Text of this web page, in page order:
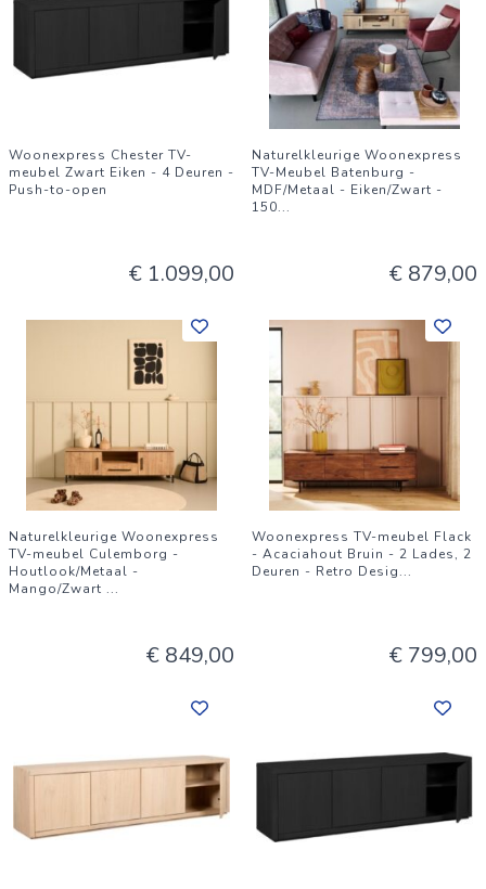
Woonexpress Chester TV-
meubel Zwart Eiken - 4 Deuren -
Push-to-open
€ 1.099,00
Naturelkleurige Woonexpress
TV-Meubel Batenburg -
MDF/Metaal - Eiken/Zwart -
150...
€ 879,00
Naturelkleurige Woonexpress
TV-meubel Culemborg -
Houtlook/Metaal -
Mango/Zwart ...
€ 849,00
Woonexpress TV-meubel Flack
- Acaciahout Bruin - 2 Lades, 2
Deuren - Retro Desig...
€ 799,00